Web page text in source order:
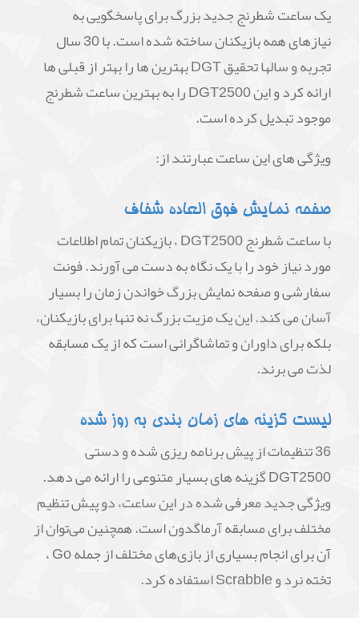
یک ساعت شطرنج جدید بزرگ برای پاسخگویی به
نیازهای همه بازیکنان ساخته شده است. با 30 سال
تجربه و سالها تحقیق DGT بهترین ها را بهتر از قبلی ها
ارائه کرد و این DGT2500 را به بهترین ساعت شطرنج
موجود تبدیل کرده است.
ویژگی های این ساعت عبارتند از:
صفحه نمایش فوق العاده شفاف
با ساعت شطرنج DGT2500 ، بازیکنان تمام اطلاعات
مورد نیاز خود را با یک نگاه به دست می آورند. فونت
سفارشی و صفحه نمایش بزرگ خواندن زمان را بسیار
آسان می کند. این یک مزیت بزرگ نه تنها برای بازیکنان،
بلکه برای داوران و تماشاگرانی است که از یک مسابقه
لذت می برند.
لیست گزینه های زمان بندی به روز شده
36 تنظیمات از پیش برنامه ریزی شده و دستی
DGT2500 گزینه های بسیار متنوعی را ارائه می دهد.
ویژگی جدید معرفی شده در این ساعت، دو پیش تنظیم
مختلف برای مسابقه آرماگدون است. همچنین می‌توان از
آن برای انجام بسیاری از بازی‌های مختلف از جمله Go ،
تخته نرد و Scrabble استفاده کرد.